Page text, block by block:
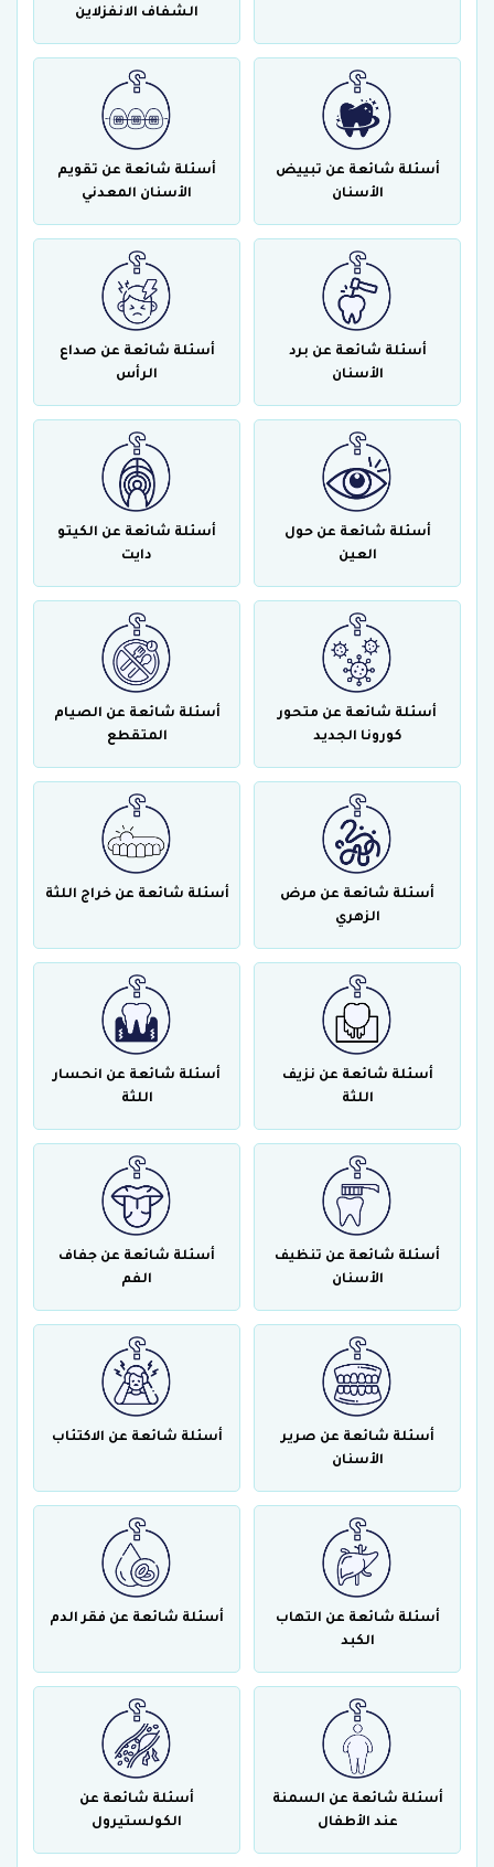
الشفاف الانفزلاين
أسئلة شائعة عن تبييض
الأسنان
أسئلة شائعة عن تقويم
الأسنان المعدني
أسئلة شائعة عن برد
الأسنان
أسئلة شائعة عن صداع
الرأس
أسئلة شائعة عن حول
العين
أسئلة شائعة عن الكيتو
دايت
أسئلة شائعة عن متحور
كورونا الجديد
أسئلة شائعة عن الصيام
المتقطع
أسئلة شائعة عن مرض
الزهري
أسئلة شائعة عن خراج اللثة
أسئلة شائعة عن نزيف
اللثة
أسئلة شائعة عن انحسار
اللثة
أسئلة شائعة عن تنظيف
الأسنان
أسئلة شائعة عن جفاف
الفم
أسئلة شائعة عن صرير
الأسنان
أسئلة شائعة عن الاكتئاب
أسئلة شائعة عن التهاب
الكبد
أسئلة شائعة عن فقر الدم
أسئلة شائعة عن السمنة
عند الأطفال
أسئلة شائعة عن
الكولستيرول